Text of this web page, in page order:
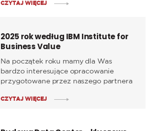
wielu branż i sfer życia. Aby lepiej
praktycznym zastosowaniom AI w
różnych dziedzinach, analizując jej
którym żyjemy.
CZYTAJ WIĘCEJ
2025 rok według IBM Institute for
Business Value
Na początek roku mamy dla Was
bardzo interesujące opracowanie
przygotowane przez naszego partnera
zidentyfikowano pięć głównych
CZYTAJ WIĘCEJ